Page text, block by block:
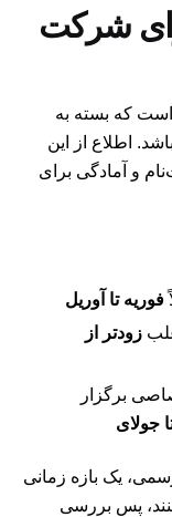
شرکت
است که بسته به
اطلاع از این
و آمادگی برای
فوریه تا آوریل
زودتر از
برگزار
جولای
یک بازه زمانی
پس بررسی